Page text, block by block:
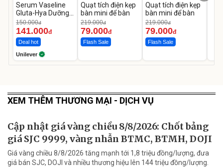
Serum Vaseline
Gluta-Hya Dưỡng
Da Sáng Mịn Sau 7
Ngày
150.000đ
141.000đ
Deal hot
Unilever
Quạt tích điện kẹp
bàn mini để bàn
219.000đ
79.000đ
Flash Sale
Quạt tích điện kẹp
bàn mini để bàn
219.000đ
79.000đ
Flash Sale
XEM THÊM THƯƠNG MẠI - DỊCH VỤ
Cập nhật giá vàng chiều 8/8/2026: Chốt bảng
giá SJC 9999, vàng nhẫn BTMC, BTMH, DOJI
Giá vàng chiều 8/8/2026 tăng mạnh tới 1,8 triệu đồng/lượng, đưa
giá bán SJC, DOJI và nhiều thương hiệu lên 144 triệu đồng/lượng.